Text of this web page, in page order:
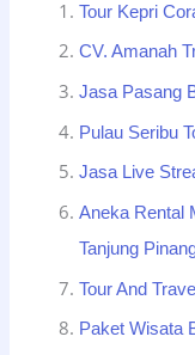
Tour Kepri
CV. Amanah
Jasa Pasang
Pulau Seribu
Jasa Live
Aneka Rental
Tanjung
Tour And
Paket Wisata